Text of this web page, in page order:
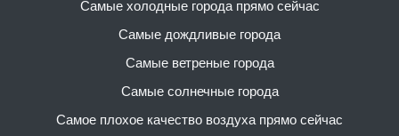
Самые холодные города прямо сейчас
Самые дождливые города
Самые ветреные города
Самые солнечные города
Самое плохое качество воздуха прямо сейчас